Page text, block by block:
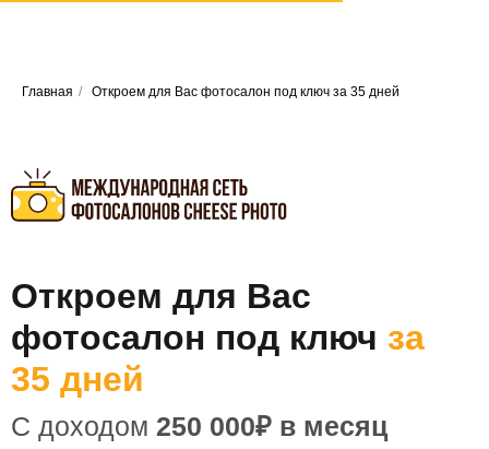
Главная / Откроем для Вас фотосалон под ключ за 35 дней
фотосалон под ключ
35 дней
Опыт в бизнесе не обязателен,обучаем
С доходом250 000₽ в месяц